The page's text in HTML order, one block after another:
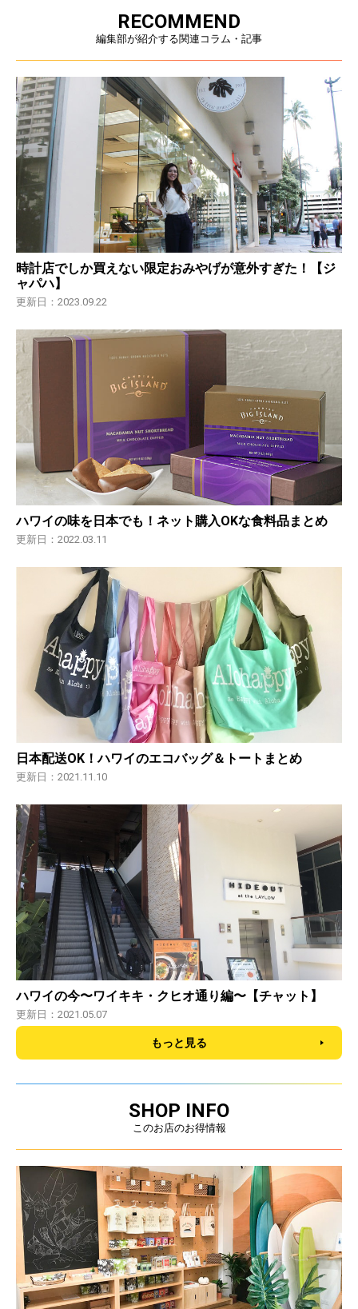
RECOMMEND
編集部が紹介する関連コラム・記事
時計店でしか買えない限定おみやげが意外すぎた！【ジ
ャパハ】
更新日：2023.09.22
ハワイの味を日本でも！ネット購入OKな食料品まとめ
更新日：2022.03.11
日本配送OK！ハワイのエコバッグ＆トートまとめ
更新日：2021.11.10
ハワイの今〜ワイキキ・クヒオ通り編〜【チャット】
更新日：2021.05.07
もっと見る
SHOP INFO
このお店のお得情報